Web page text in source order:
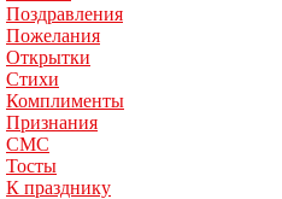
Поздравления
Пожелания
Открытки
Стихи
Комплименты
Признания
СМС
Тосты
К празднику